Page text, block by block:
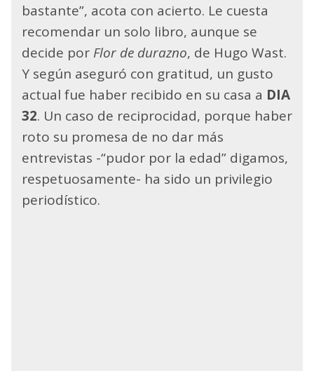
bastante”, acota con acierto. Le cuesta
recomendar un solo libro, aunque se
decide por Flor de durazno, de Hugo Wast.
Y según aseguró con gratitud, un gusto
actual fue haber recibido en su casa a DIA
32. Un caso de reciprocidad, porque haber
roto su promesa de no dar más
entrevistas -“pudor por la edad” digamos,
respetuosamente- ha sido un privilegio
periodístico.